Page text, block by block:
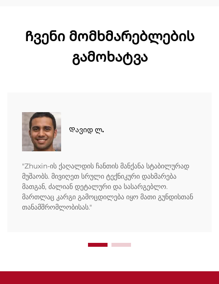
Ჩვენი მომხმარებლების
გამოხატვა
Დავიდ ლ.
"Zhuxin-ის ქაღალდის ჩანთის მანქანა სტაბილურად
მუშაობს. მივიღეთ სრული ტექნიკური დახმარება
მათგან, ძალიან დეტალური და სასარგებლო.
მართლაც კარგი გამოცდილება იყო მათი გუნდისთან
თანამშრომლობისას."